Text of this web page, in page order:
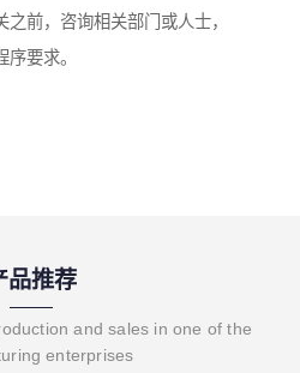
前，咨询相关部门或人士，
要求。
品推荐
and sales in one of the
enterprises